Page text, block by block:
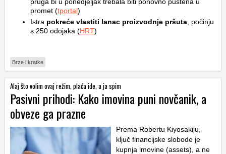
promet (tportal)
Istra pokreće vlastiti lanac proizvodnje pršuta , počinju
s 250 odojaka (HRT)
Brze i kratke
Alaj što volim ovaj režim, plaća ide, a ja spim
Pasivni prihodi: Kako imovina puni novčanik, a
obveze ga prazne
Prema Robertu Kiyosakiju,
ključ financijske slobode je
kupnja imovine (assets), a ne